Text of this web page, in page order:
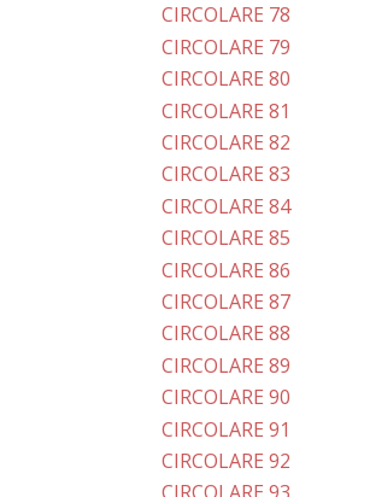
CIRCOLARE 78
CIRCOLARE 79
CIRCOLARE 80
CIRCOLARE 81
CIRCOLARE 82
CIRCOLARE 83
CIRCOLARE 84
CIRCOLARE 85
CIRCOLARE 86
CIRCOLARE 87
CIRCOLARE 88
CIRCOLARE 89
CIRCOLARE 90
CIRCOLARE 91
CIRCOLARE 92